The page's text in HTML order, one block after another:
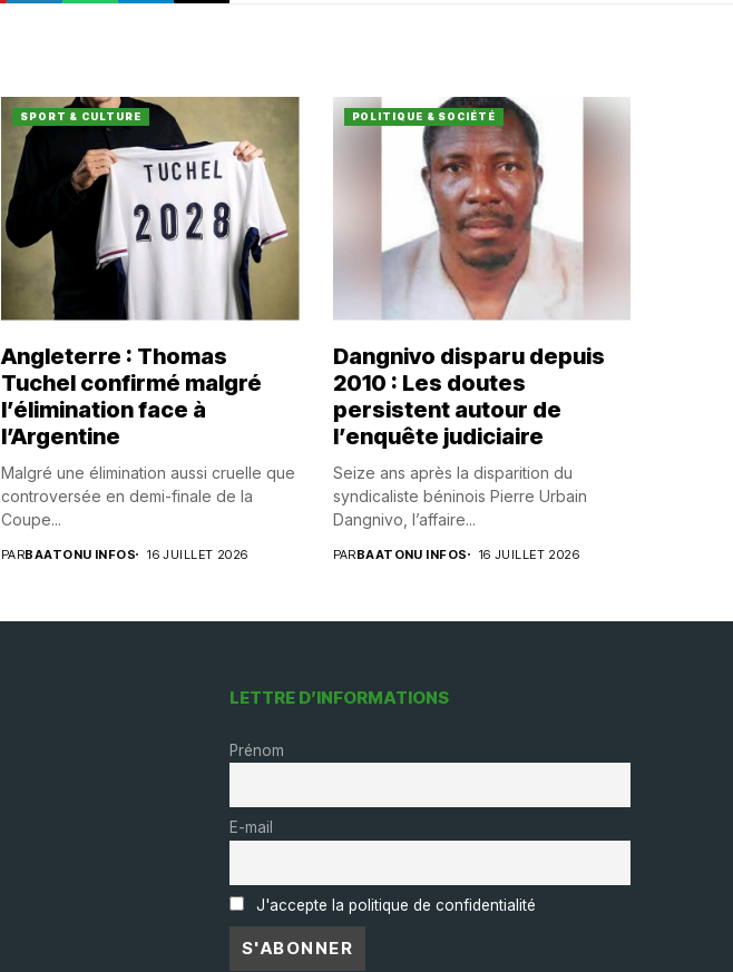
SPORT & CULTURE
Angleterre : Thomas
Tuchel confirmé malgré
l’élimination face à
l’Argentine
Malgré une élimination aussi cruelle que
controversée en demi-finale de la
Coupe...
PARBAATONU INFOS 16 JUILLET 2026
POLITIQUE & SOCIÉTÉ
Dangnivo disparu depuis
2010 : Les doutes
persistent autour de
l’enquête judiciaire
Seize ans après la disparition du
syndicaliste béninois Pierre Urbain
Dangnivo, l’affaire...
PARBAATONU INFOS 16 JUILLET 2026
LETTRE D’INFORMATIONS
Prénom
E-mail
J'accepte la politique de confidentialité